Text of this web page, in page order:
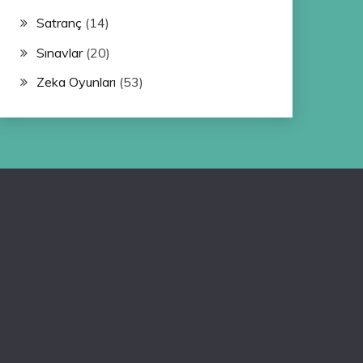
Satranç(14)
Sınavlar(20)
Zeka Oyunları (53)